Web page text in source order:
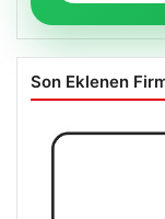
Son Eklenen